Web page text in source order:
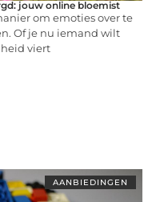
jouw online bloemist
om emoties over te
Of je nu iemand wilt
viert
AANBIEDINGEN